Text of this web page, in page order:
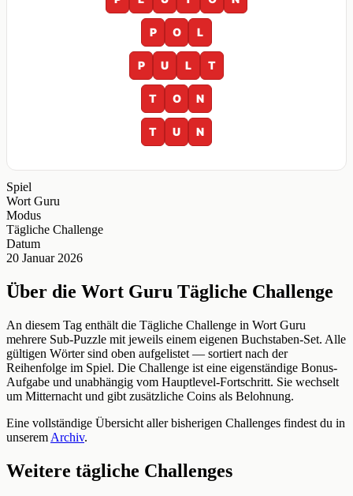
P O L
P U L T
T O N
T U N
Spiel
Wort Guru
Modus
Tägliche Challenge
Datum
20 Januar 2026
Über die Wort Guru Tägliche Challenge
An diesem Tag enthält die Tägliche Challenge in Wort Guru
mehrere Sub-Puzzle mit jeweils einem eigenen Buchstaben-Set. Alle
gültigen Wörter sind oben aufgelistet — sortiert nach der
Reihenfolge im Spiel. Die Challenge ist eine eigenständige Bonus-
Aufgabe und unabhängig vom Hauptlevel-Fortschritt. Sie wechselt
um Mitternacht und gibt zusätzliche Coins als Belohnung.
Eine vollständige Übersicht aller bisherigen Challenges findest du in
unserem Archiv.
Weitere tägliche Challenges